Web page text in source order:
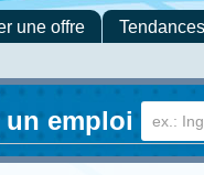
une offre Tendances
un emploi